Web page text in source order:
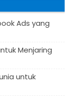
Ads yang
Menjaring
untuk